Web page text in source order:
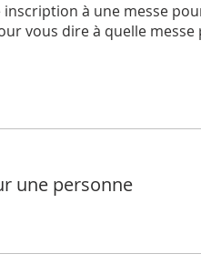
inscription à une messe
vous dire à quelle messe
une personne